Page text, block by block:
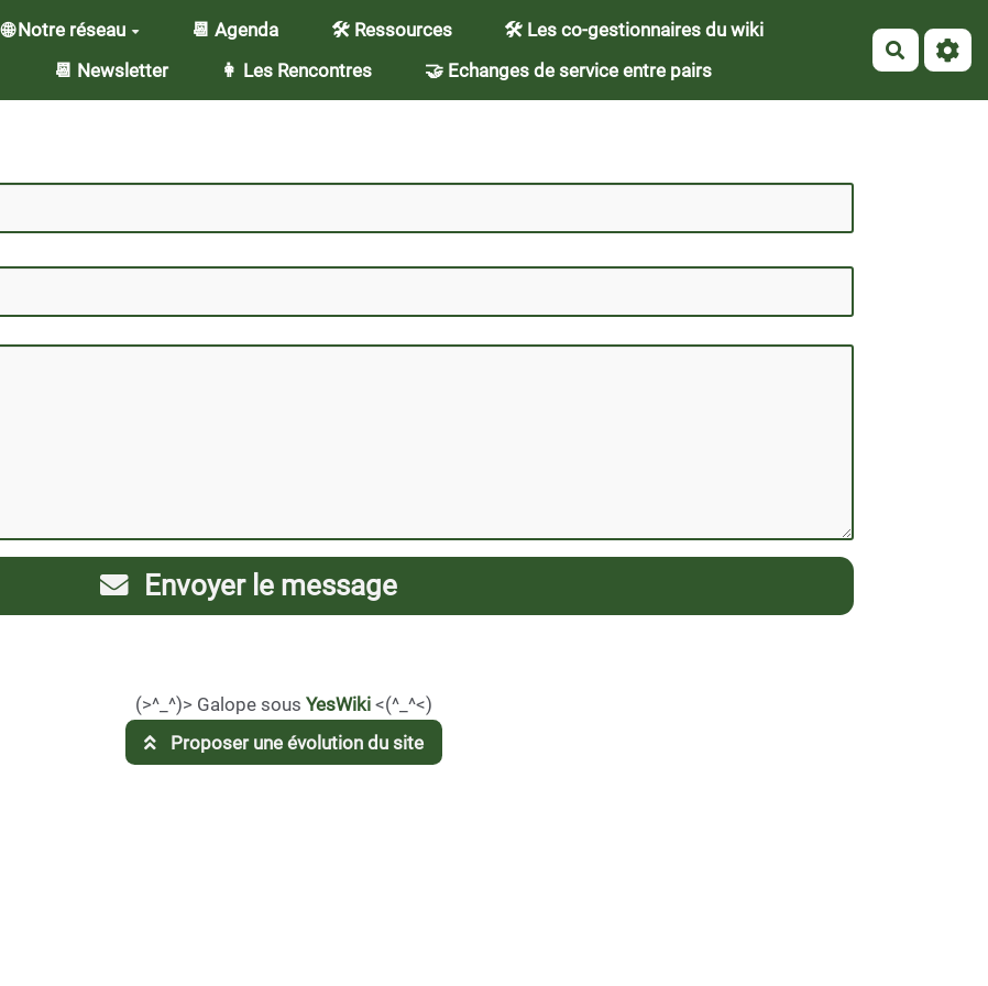
🌐 Notre réseau 📆 Agenda 🛠️ Ressources
🛠 Les co-gestionnaires du wiki
📆 Newsletter
👩 Les Rencontres 🤝 Echanges de service entre pairs
Envoyer le message
(>^_^)> Galope sous YesWiki <(^_^<)
Proposer une évolution du site